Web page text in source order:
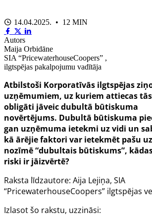
14.04.2025. • 12 MIN
Autors
Maija Orbidāne
SIA “PricewaterhouseCoopers” ,
ilgtspējas pakalpojumu vadītāja
Atbilstoši Korporatīvās ilgtspējas
uzņēmumiem, uz kuriem attiecas
obligāti jāveic dubultā būtiskuma
novērtējums. Dubultā būtiskuma
gan uzņēmuma ietekmi uz vidi un
kā ārējie faktori var ietekmēt pašu
nozīmē “dubultais būtiskums”,
riski ir jāizvērtē?
Raksta līdzautore: Aija Lejiņa, SIA
“PricewaterhouseCoopers” ilgtspējas
Izlasot šo rakstu, uzzināsi: